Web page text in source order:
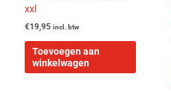
xxl
€19,95 incl. btw
Toevoegen aan
winkelwagen